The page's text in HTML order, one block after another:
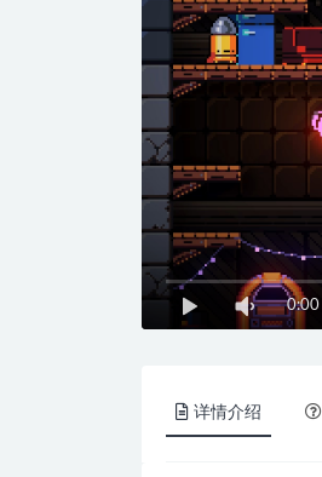
0:00
详情介绍